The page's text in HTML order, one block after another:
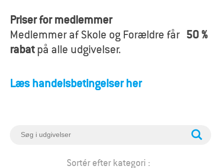
r
æ
d
e
Priser for medlemmer
Medlemmer af Skole og Forældre får 50 %
rabatpå alle udgivelser.
Læs handelsbetingelser her
S
Sortér efter kategori :